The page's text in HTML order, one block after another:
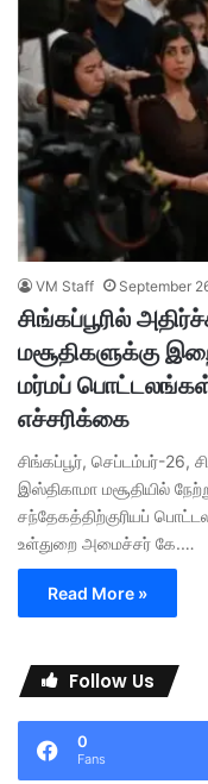
VM Staff September
சிங்கப்பூரில்
மசூதிகளுக்கு
மர்மப்
எச்சரிக்கை
சிங்கப்பூர், செப்டம்பர்-26,
இஸ்திகாமா மசூதியில்
சந்தேகத்திற்குரியப்
உள்துறை அமைச்சர் கே.…
Read More »
Follow Us
0
Fans